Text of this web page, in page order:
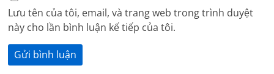
Lưu tên của tôi, email, và trang web trong trình duyệt
này cho lần bình luận kế tiếp của tôi.